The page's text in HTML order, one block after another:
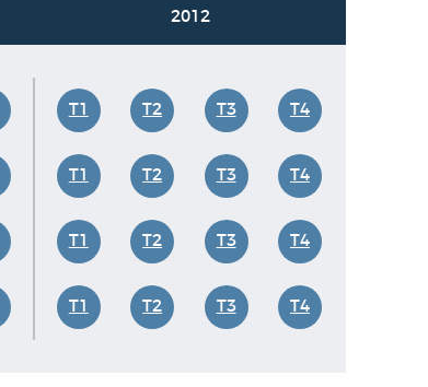
2012
T1 T2 T3 T4
T1 T2 T3 T4
T1 T2 T3 T4
T1 T2 T3 T4